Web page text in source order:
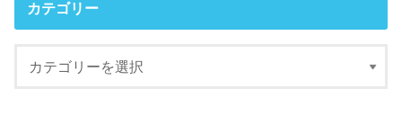
カテゴリー